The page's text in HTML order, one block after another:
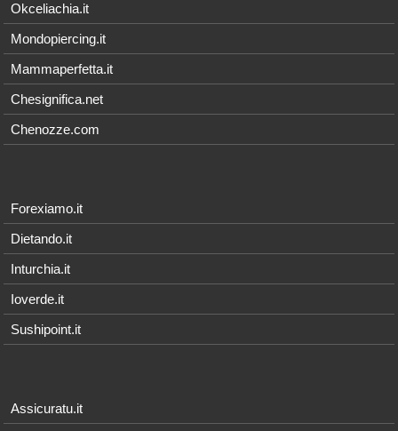
Okceliachia.it
Mondopiercing.it
Mammaperfetta.it
Chesignifica.net
Chenozze.com
Forexiamo.it
Dietando.it
Inturchia.it
Ioverde.it
Sushipoint.it
Assicuratu.it